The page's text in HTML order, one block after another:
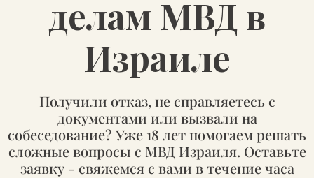
делам МВД в
Израиле
Получили отказ, не справляетесь с
документами или вызвали на
собеседование? Уже 18 лет помогаем решать
сложные вопросы с МВД Израиля. Оставьте
заявку - свяжемся с вами в течение часа